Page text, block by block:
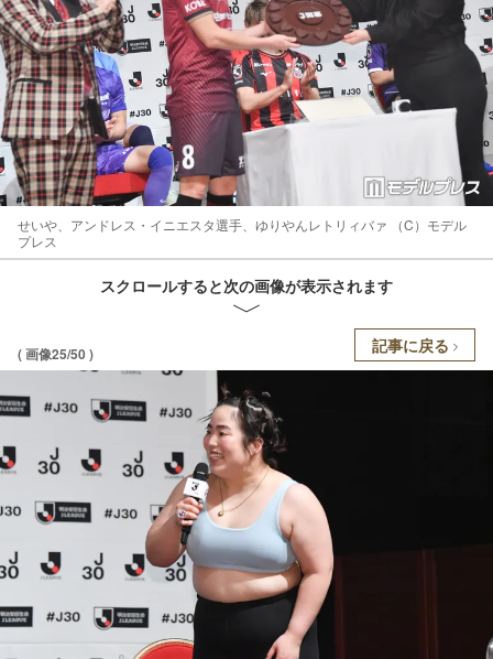
せいや、アンドレス・イニエスタ選手、ゆりやんレトリィバァ （C）モデル
プレス
スクロールすると次の画像が表示されます
( 画像25/50 ) 記事に戻る